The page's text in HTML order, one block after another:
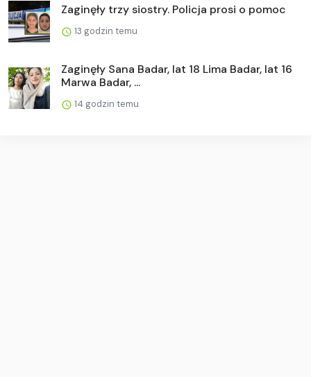
Zaginęły trzy siostry. Policja prosi o pomoc
13 godzin temu
Zaginęły Sana Badar, lat 18 Lima Badar, lat 16
Marwa Badar, ...
14 godzin temu